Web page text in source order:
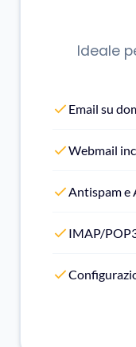
Ideale
Email su
Webmail
Antispam e
IMAP/